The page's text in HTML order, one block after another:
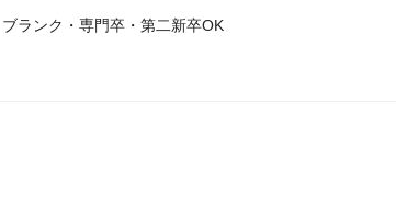
ランク・専門卒・第二新卒OK